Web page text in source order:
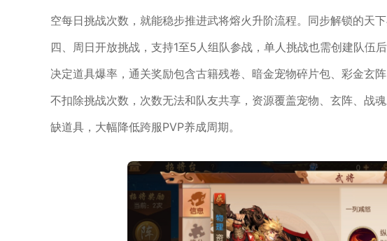
空每日挑战次数，就能稳步推进武将熔火升阶流程。同步解锁的天
四、周日开放挑战，支持1至5人组队参战，单人挑战也需创建队伍
决定道具爆率，通关奖励包含古籍残卷、暗金宠物碎片包、彩金玄
不扣除挑战次数，次数无法和队友共享，资源覆盖宠物、玄阵、战
缺道具，大幅降低跨服PVP养成周期。